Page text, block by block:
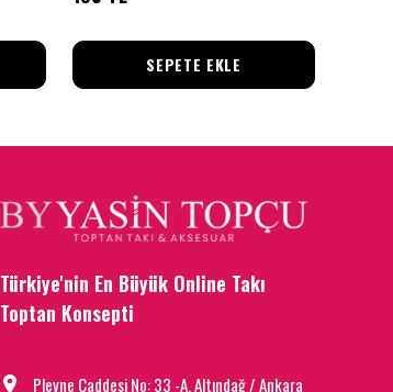
SEPETE EKLE
Türkiye'nin En Büyük Online Takı
Toptan Konsepti
Plevne Caddesi No: 33 -A, Altındağ / Ankara